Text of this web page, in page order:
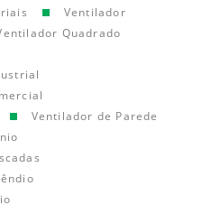
Ventilador
Quadrado
Ventilador de Parede